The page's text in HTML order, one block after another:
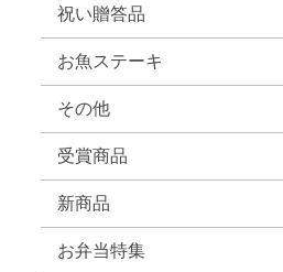
祝い贈答品
お魚ステーキ
その他
受賞商品
新商品
お弁当特集